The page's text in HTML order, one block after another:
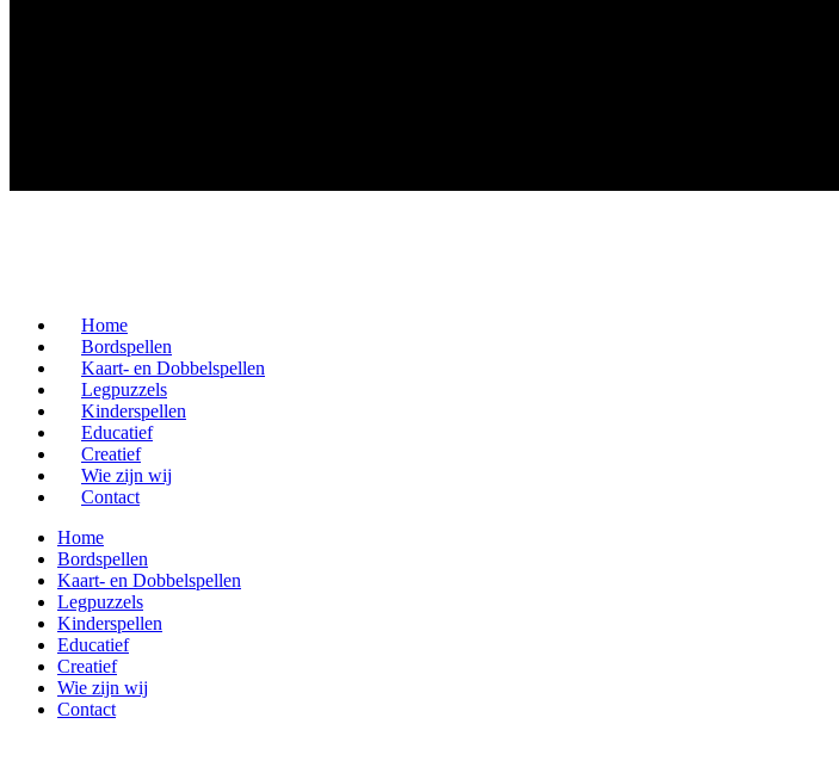
Home
Bordspellen
Kaart- en Dobbelspellen
Legpuzzels
Kinderspellen
Educatief
Creatief
Wie zijn wij
Contact
Home
Bordspellen
Kaart- en Dobbelspellen
Legpuzzels
Kinderspellen
Educatief
Creatief
Wie zijn wij
Contact